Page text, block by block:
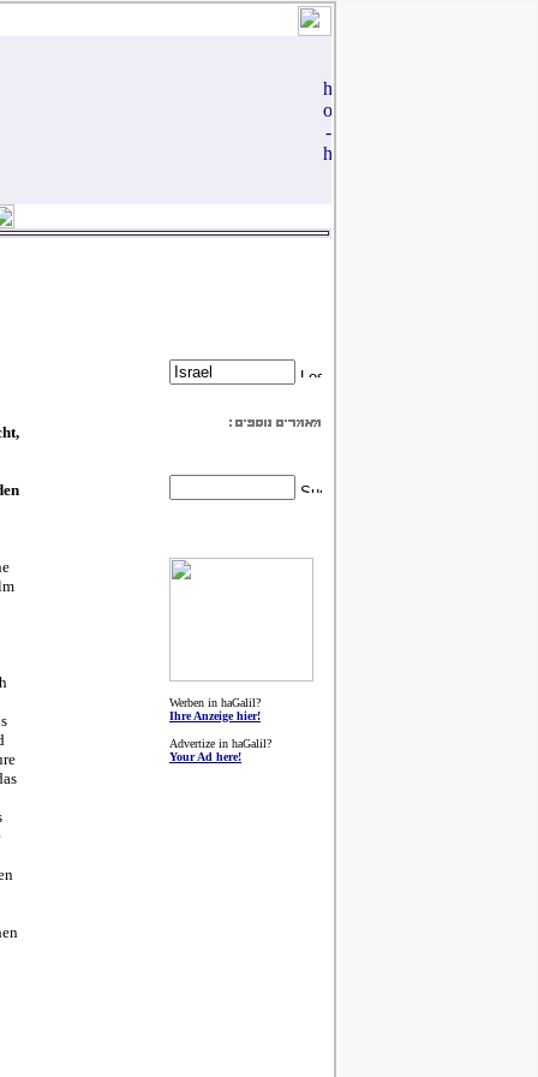
Werben in haGalil?
Ihre Anzeige hier!
Advertize in haGalil?
Your Ad here!